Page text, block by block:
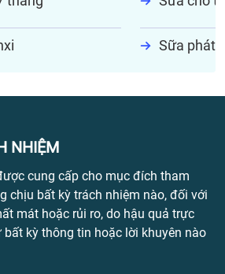
Sữa phát
NHIỆM
cung cấp cho mục đích tham
chịu bất kỳ trách nhiệm nào, đối với
mát hoặc rủi ro, do hậu quả trực
kỳ thông tin hoặc lời khuyên nào